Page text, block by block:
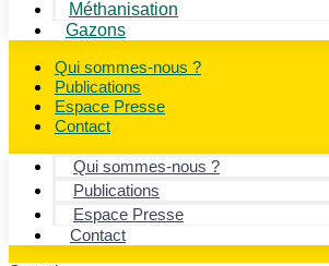
Méthanisation
Gazons
Qui sommes-nous ?
Publications
Espace Presse
Contact
Qui sommes-nous ?
Publications
Espace Presse
Contact